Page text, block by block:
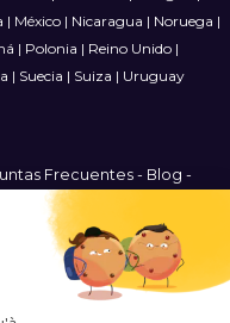
| México| Nicaragua | Noruega |
| Polonia | Reino Unido |
| Suecia | Suiza | Uruguay
Frecuentes- Blog -